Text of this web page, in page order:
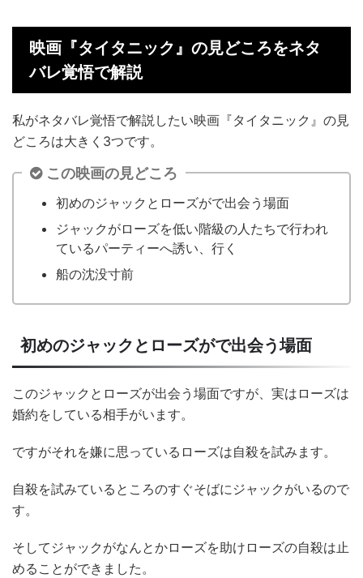
映画『タイタニック』の見どころをネタ
バレ覚悟で解説
私がネタバレ覚悟で解説したい映画『タイタニック』の見
どころは大きく3つです。
この映画の見どころ
初めのジャックとローズがで出会う場面
ジャックがローズを低い階級の人たちで行われ
ているパーティーへ誘い、行く
船の沈没寸前
初めのジャックとローズがで出会う場面
このジャックとローズが出会う場面ですが、実はローズは
婚約をしている相手がいます。
ですがそれを嫌に思っているローズは自殺を試みます。
自殺を試みているところのすぐそばにジャックがいるので
す。
そしてジャックがなんとかローズを助けローズの自殺は止
めることができました。